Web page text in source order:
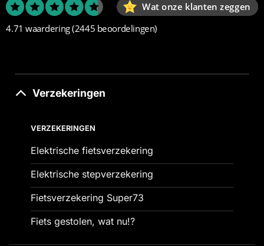
Wat onze klanten zeggen
4.71 waardering(2445 beoordelingen)
Verzekeringen
VERZEKERINGEN
Elektrische fietsverzekering
Elektrische stepverzekering
Fietsverzekering Super73
Fiets gestolen, wat nu!?